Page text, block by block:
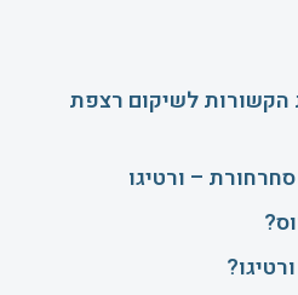
לשיקום רצפת
– ורטיגו